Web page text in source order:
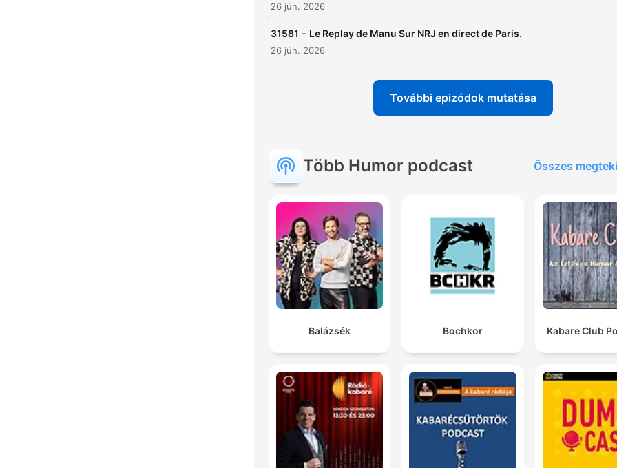
26 jún. 2026
31581 - Le Replay de Manu Sur NRJ en direct de Paris.
26 jún. 2026
További epizódok mutatása
Több Humor podcast Összes
Balázsék Bochkor Kabare Club